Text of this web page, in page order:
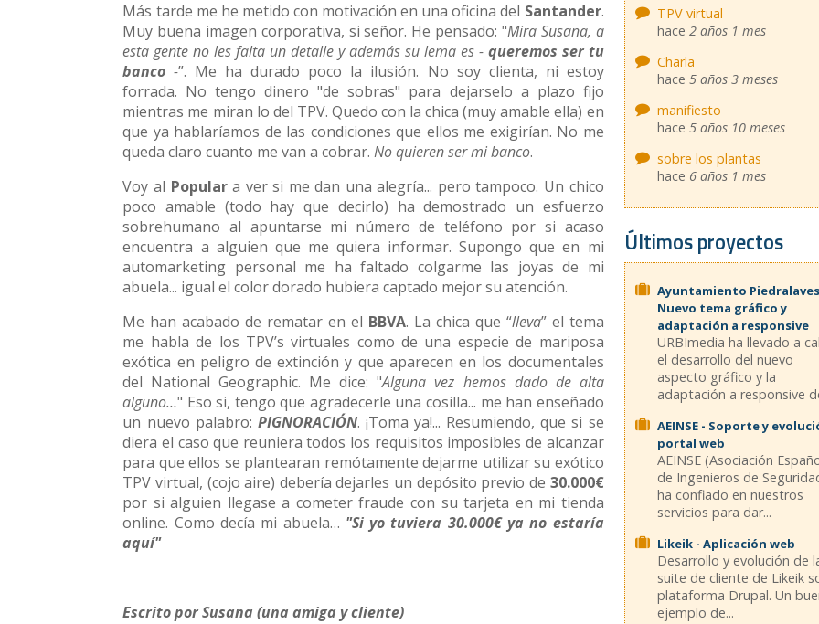
Más tarde me he metido con motivación en una oficina del Santander.
Muy buena imagen corporativa, si señor. He pensado: "Mira Susana, a
esta gente no les falta un detalle y además su lema es - queremos ser tu
banco -”. Me ha durado poco la ilusión. No soy clienta, ni estoy
forrada. No tengo dinero "de sobras" para dejarselo a plazo fijo
mientras me miran lo del TPV. Quedo con la chica (muy amable ella) en
que ya hablaríamos de las condiciones que ellos me exigirían. No me
queda claro cuanto me van a cobrar.No quieren ser mi banco.
Voy al Populara ver si me dan una alegría... pero tampoco. Un chico
poco amable (todo hay que decirlo) ha demostrado un esfuerzo
sobrehumano al apuntarse mi número de teléfono por si acaso
encuentra a alguien que me quiera informar. Supongo que en mi
automarketing personal me ha faltado colgarme las joyas de mi
abuela... igual el color dorado hubiera captado mejor su atención.
Me han acabado de rematar en el BBVA. La chica que “lleva” el tema
me habla de los TPV’s virtuales como de una especie de mariposa
exótica en peligro de extinción y que aparecen en los documentales
del National Geographic. Me dice: "Alguna vez hemos dado de alta
alguno…" Eso si, tengo que agradecerle una cosilla... me han enseñado
un nuevo palabro: PIGNORACIÓN. ¡Toma ya!... Resumiendo, que si se
diera el caso que reuniera todos los requisitos imposibles de alcanzar
para que ellos se plantearan remótamente dejarme utilizar su exótico
TPV virtual, (cojo aire) debería dejarles un depósito previo de 30.000€
por si alguien llegase a cometer fraude con su tarjeta en mi tienda
online. Como decía mi abuela… "Si yo tuviera 30.000€ ya no estaría
aquí"
Escrito por Susana (una amiga y cliente)
TPV virtual
hace2 años 1 mes
Charla
hace5 años 3 meses
manifiesto
hace5 años 10 meses
sobre los plantas
hace 6 años 1 mes
Últimos proyectos
Ayuntamiento
Nuevo tema gráfico y
adaptación a responsive
URBImedia ha llevado a
el desarrollo del nuevo
aspecto gráfico y la
adaptación a responsive
AEINSE - Soporte y
portal web
AEINSE (Asociación
de Ingenieros de
ha confiado en nuestros
servicios para dar...
Likeik - Aplicación web
Desarrollo y evolución de
suite de cliente de Likeik
plataforma Drupal. Un
ejemplo de...